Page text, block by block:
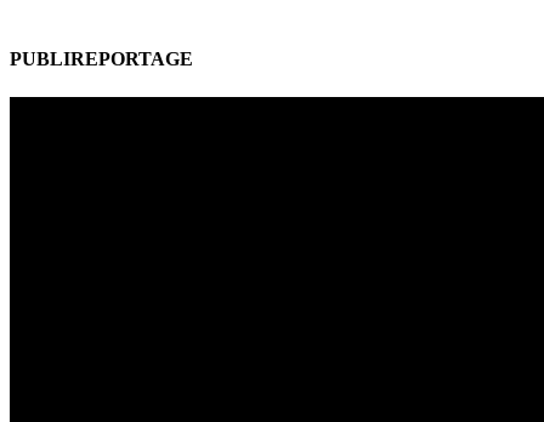
PUBLIREPORTAGE